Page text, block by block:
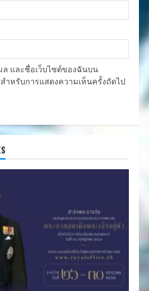
ล และชื่อเว็บไซต์ของฉันบน
สำหรับการแสดงความเห็นครั้งถัดไป